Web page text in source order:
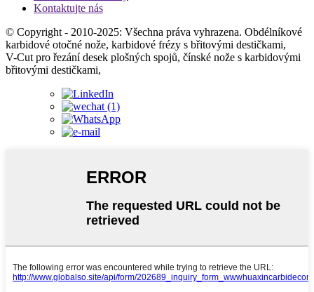
Kontaktujte nás
© Copyright - 2010-2025: Všechna práva vyhrazena. Obdélníkové
karbidové otočné nože, karbidové frézy s břitovými destičkami,
V-Cut pro řezání desek plošných spojů, čínské nože s karbidovými
břitovými destičkami,